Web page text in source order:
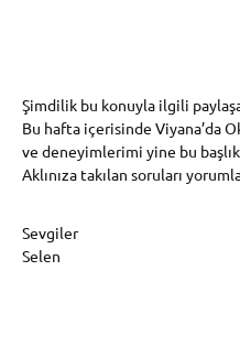
Şimdilik bu konuyla ilgili
Bu hafta içerisinde Viyana’da
ve deneyimlerimi yine bu
Aklınıza takılan soruları
Sevgiler
Selen